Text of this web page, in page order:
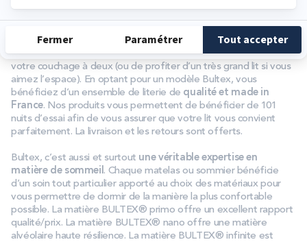
Le choix d’un lit 2 places vous permet avant tout de partager
votre couchage à deux (ou de profiter d’un très grand lit si vous
aimez l’espace). En optant pour un modèle Bultex, vous
bénéficiez d’un ensemble de literie de qualité et made in
France. Nos produits vous permettent de bénéficier de 101
nuits d’essai afin de vous assurer que votre lit vous convient
parfaitement. La livraison et les retours sont offerts.
Bultex, c’est aussi et surtout une véritable expertise en
matière de sommeil . Chaque matelas ou sommier bénéficie
d’un soin tout particulier apporté au choix des matériaux pour
vous permettre de dormir de la manière la plus confortable
possible. La matière BULTEX® primo offre un excellent rapport
qualité/prix. La matière BULTEX® nano offre une matière
alvéolaire haute résilience. La matière BULTEX® infinite est